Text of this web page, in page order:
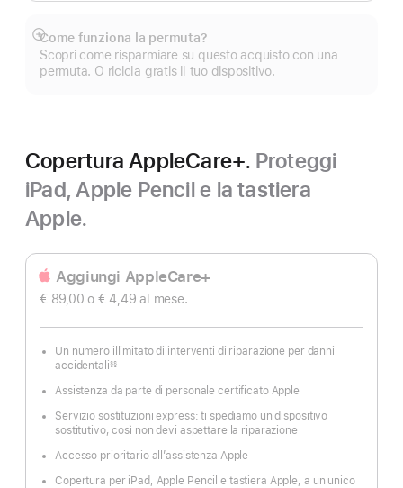
Come funziona la permuta?
Scopri come risparmiare su questo acquisto con una
permuta. O ricicla gratis il tuo dispositivo.
Mostra
di
più
Copertura AppleCare+. Proteggi
iPad, Apple Pencil e la tastiera
Apple.
Aggiungi AppleCare+
€ 89,00 o € 4,49 al mese.
Un numero illimitato di interventi di riparazione per danni
accidentali §§
Assistenza da parte di personale certificato Apple
Servizio sostituzioni express: ti spediamo un dispositivo
sostitutivo, così non devi aspettare la riparazione
Accesso prioritario all’assistenza Apple
Copertura per iPad, Apple Pencil e tastiera Apple, a un unico